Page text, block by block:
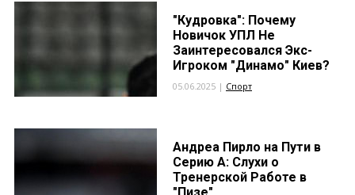
"Кудровка": Почему
Новичок УПЛ Не
Заинтересовался Экс-
Игроком "Динамо" Киев?
05.06.2025 | Спорт
Андреа Пирло на Пути в
Серию А: Слухи о
Тренерской Работе в